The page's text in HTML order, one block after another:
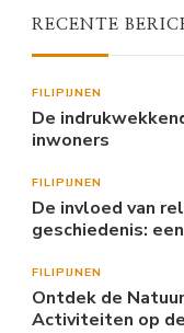
RECENTE
FILIPIJNEN
De
inwoners
FILIPIJNEN
De invloed van
geschiedenis:
FILIPIJNEN
Ontdek de
Activiteiten op